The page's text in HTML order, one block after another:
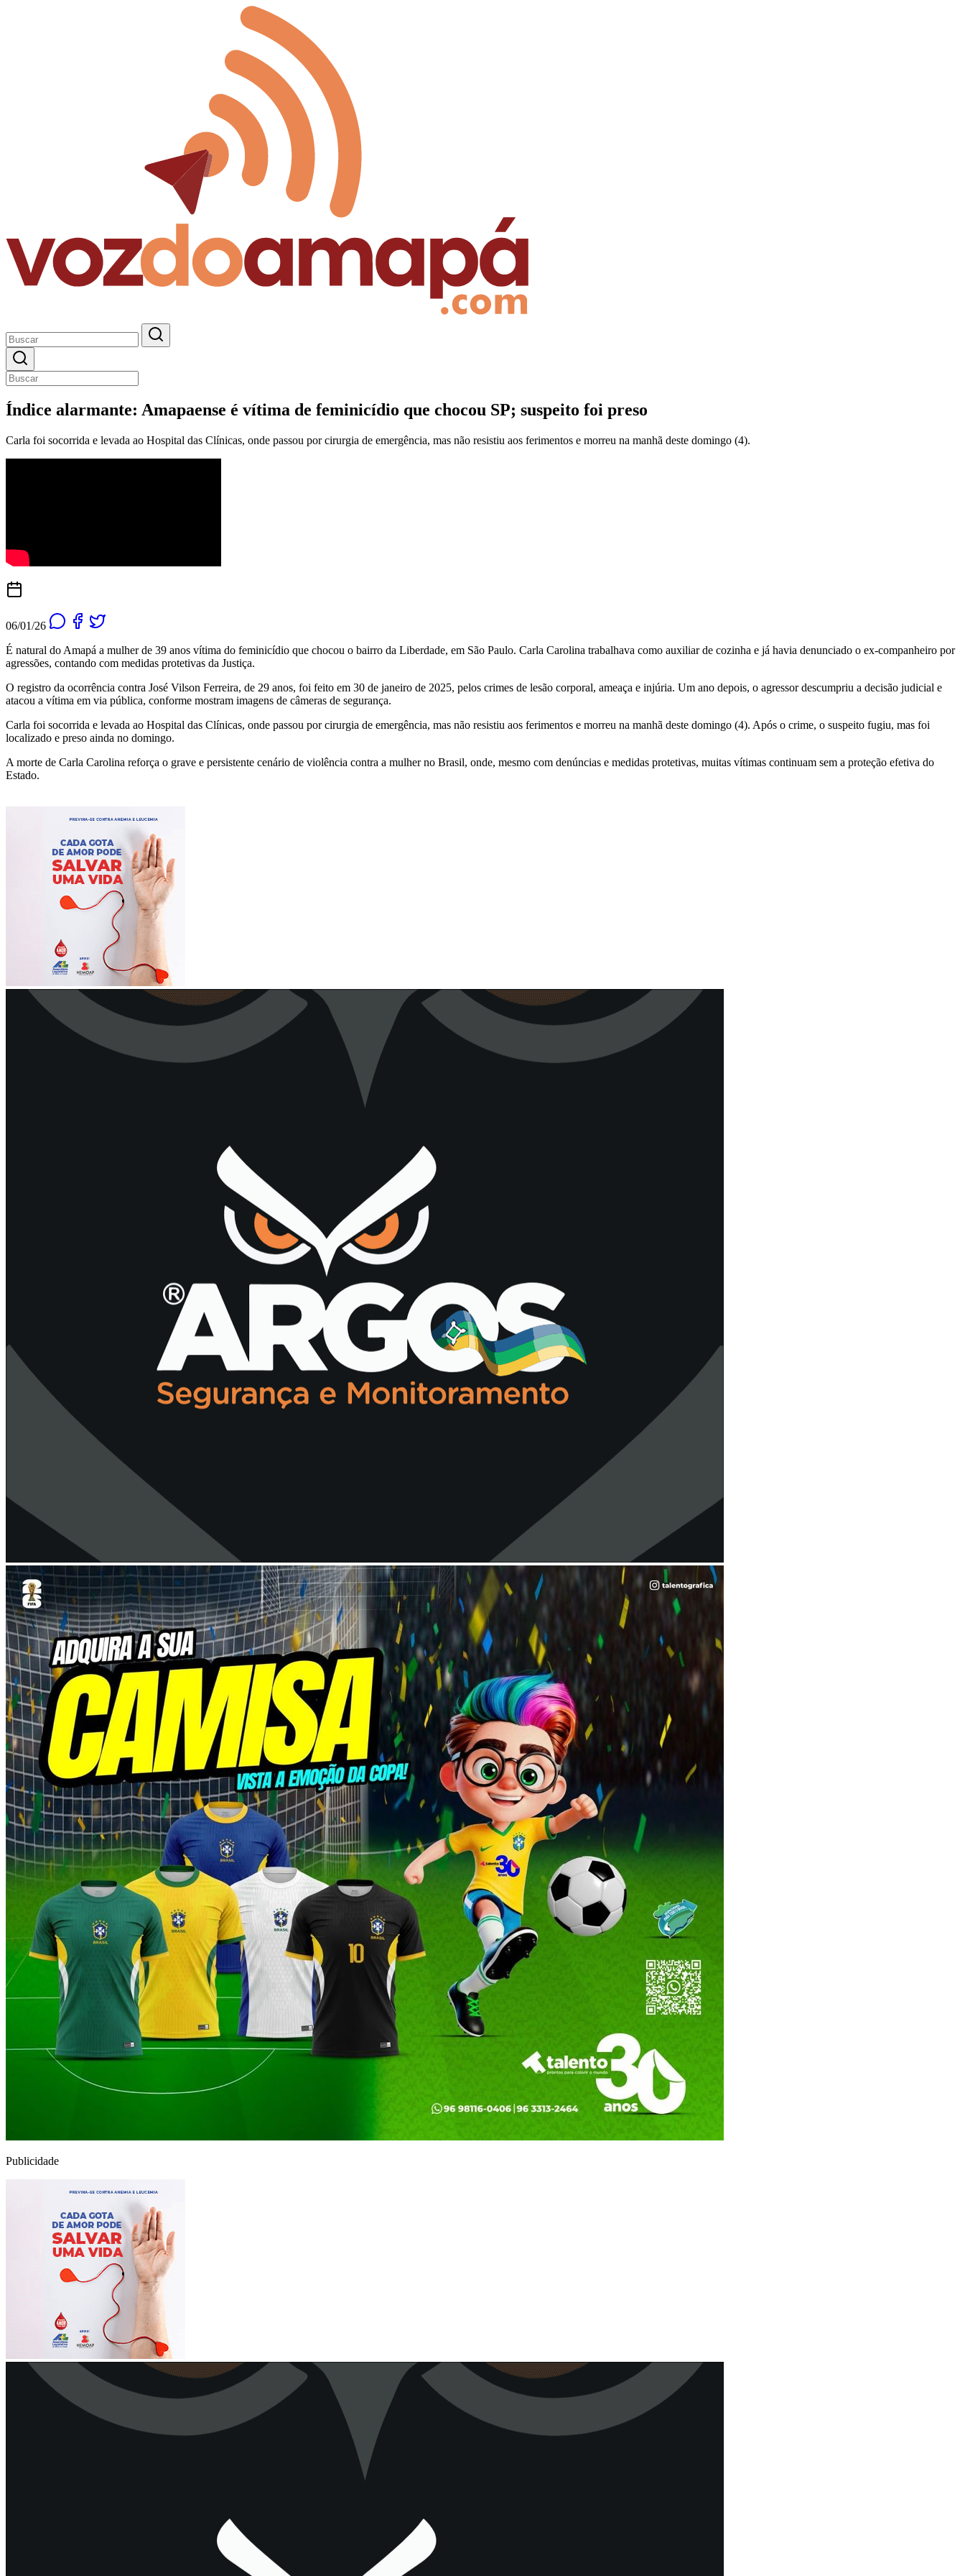
Índice alarmante: Amapaense é vítima de feminicídio que chocou SP; suspeito foi preso
Carla foi socorrida e levada ao Hospital das Clínicas, onde passou por cirurgia de emergência, mas não resistiu aos ferimentos e morreu na manhã deste domingo (4).
06/01/26
É natural do Amapá a mulher de 39 anos vítima do feminicídio que chocou o bairro da Liberdade, em São Paulo. Carla Carolina trabalhava como auxiliar de cozinha e já havia denunciado o ex-companheiro por
agressões, contando com medidas protetivas da Justiça.
O registro da ocorrência contra José Vilson Ferreira, de 29 anos, foi feito em 30 de janeiro de 2025, pelos crimes de lesão corporal, ameaça e injúria. Um ano depois, o agressor descumpriu a decisão judicial e
atacou a vítima em via pública, conforme mostram imagens de câmeras de segurança.
Carla foi socorrida e levada ao Hospital das Clínicas, onde passou por cirurgia de emergência, mas não resistiu aos ferimentos e morreu na manhã deste domingo (4). Após o crime, o suspeito fugiu, mas foi
localizado e preso ainda no domingo.
A morte de Carla Carolina reforça o grave e persistente cenário de violência contra a mulher no Brasil, onde, mesmo com denúncias e medidas protetivas, muitas vítimas continuam sem a proteção efetiva do
Estado.
Publicidade